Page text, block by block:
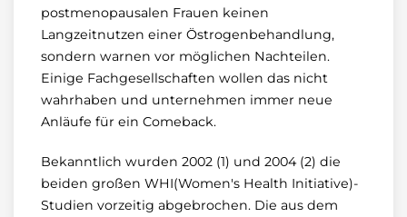
postmenopausalen Frauen keinen
Langzeitnutzen einer Östrogenbehandlung,
sondern warnen vor möglichen Nachteilen.
Einige Fachgesellschaften wollen das nicht
wahrhaben und unternehmen immer neue
Anläufe für ein Comeback.
Bekanntlich wurden 2002 (1) und 2004 (2) die
beiden großen WHI(Women's Health Initiative)-
Studien vorzeitig abgebrochen. Die aus dem